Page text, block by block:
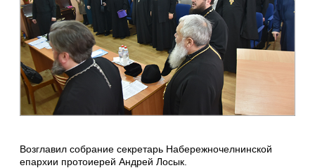
Возглавил собрание секретарь Набережночелнинской
епархии протоиерей Андрей Лосык.